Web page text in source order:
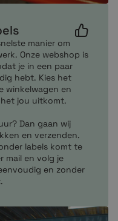
producten neem
met ons op. Onze
klaar om je te helpen
keuze.
manier om
Onze webshop is
je in een paar
hebt. Kies het
winkelwagen en
jou uitkomt.
Dan gaan wij
en verzenden.
labels komt te
mail en volg je
en zonder